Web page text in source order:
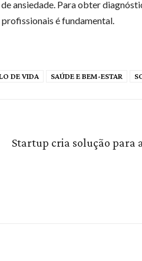
ansiedade. Para obter
é fundamental.
DE VIDA SAÚDE E BEM-ESTAR
Startup cria solução para